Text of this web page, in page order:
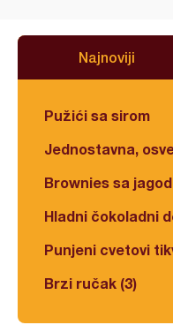
Najnoviji
Pužići sa sirom
Jednostavna,
Brownies sa
Hladni čokoladni
Punjeni cvetovi
Brzi ručak (3)